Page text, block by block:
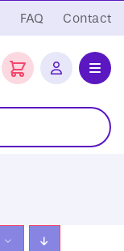
FAQ Contact